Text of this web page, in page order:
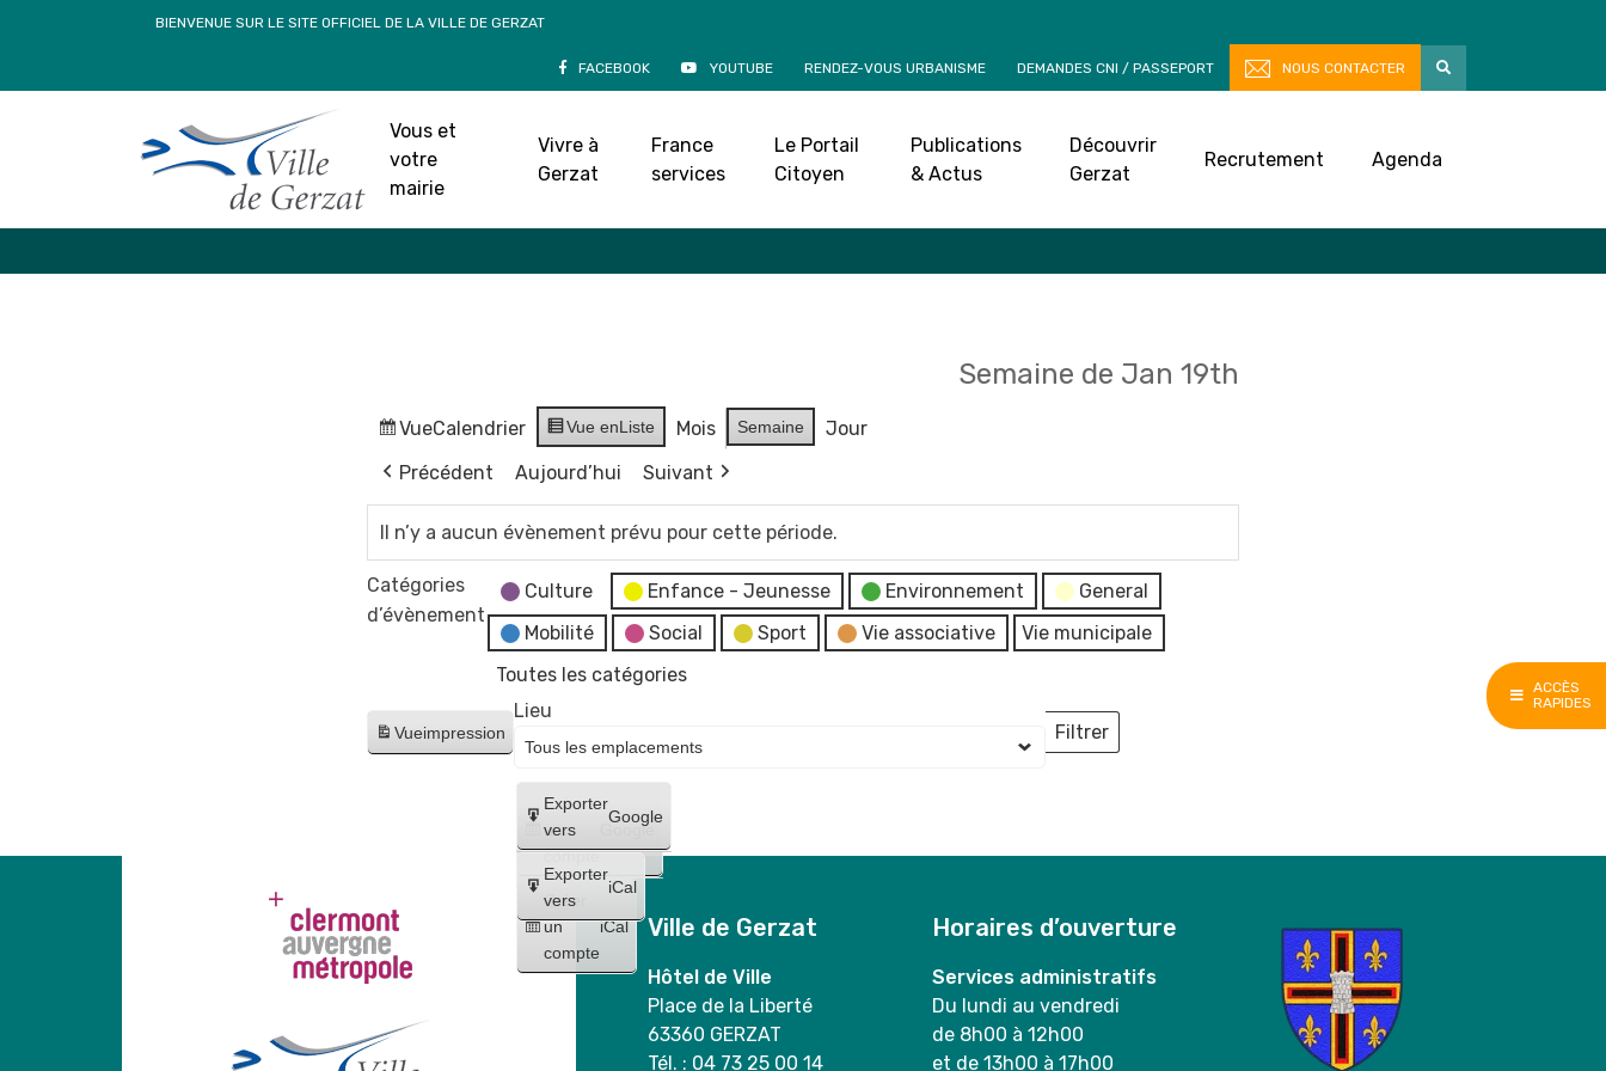
ACCÈS
RAPIDES
BIENVENUE SUR LE SITE OFFICIEL DE LA VILLE DE GERZAT
FACEBOOK YOUTUBE RENDEZ-VOUS URBANISME DEMANDES CNI / PASSEPORT NOUS CONTACTER
Vous et
votre
mairie
Vivre à
Gerzat
France
services
Le Portail
Citoyen
Publications
& Actus
Découvrir
Gerzat
Recrutement Agenda
Accueil»Agenda
Semaine de Jan 19th
VueCalendrier Vue enListe Mois Semaine
Jour
Précédent
Aujourd’hui Suivant
Il n’y a aucun évènement prévu pour cette période.
Catégories
d’évènement
Culture Enfance - Jeunesse Environnement
General
Mobilité
Social Sport Vie associative
Vie municipale
Toutes les catégories
Vueimpression
Créer
un
compte
Google
Créer
un
compte
iCal
Exporter
vers
Google
Exporter
vers
iCal
Lieu
Filtrer
Lieux
Ville de Gerzat
Hôtel de Ville
Place de la Liberté
63360 GERZAT
Tél. : 04 73 25 00 14
Horaires d’ouverture
Services administratifs
Du lundi au vendredi
de 8h00 à 12h00
et de 13h00 à 17h00